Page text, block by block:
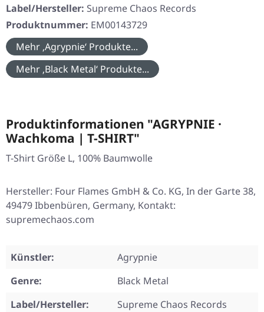
Label/Hersteller: Supreme Chaos Records
Produktnummer: EM00143729
Mehr ‚Agrypnie‘ Produkte...
Mehr ‚Black Metal‘ Produkte...
Produktinformationen "AGRYPNIE ·
Wachkoma | T-SHIRT"
T-Shirt Größe L, 100% Baumwolle
Hersteller: Four Flames GmbH & Co. KG, In der Garte 38,
49479 Ibbenbüren, Germany, Kontakt:
supremechaos.com
Künstler:
Agrypnie
Genre:
Black Metal
Label/Hersteller:
Supreme Chaos Records